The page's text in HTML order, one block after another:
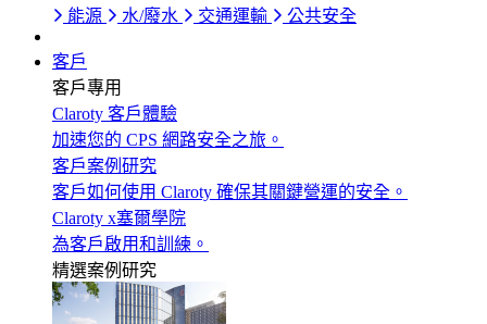
能源
水/廢水 交通運輸 公共安全
客戶
客戶專用
Claroty 客戶體驗
加速您的 CPS 網路安全之旅。
客戶案例研究
客戶如何使用 Claroty 確保其關鍵營運的安全。
Claroty x塞爾學院
為客戶啟用和訓練。
精選案例研究